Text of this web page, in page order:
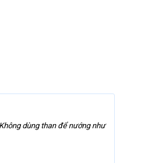
dùng than để nướng như